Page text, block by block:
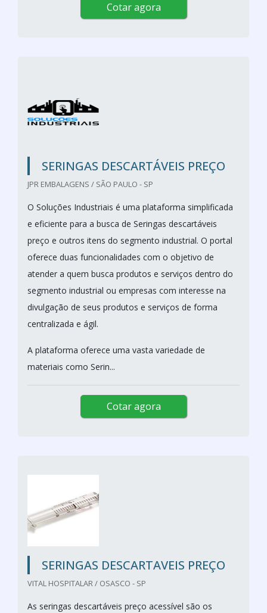
Cotar agora
SERINGAS DESCARTÁVEIS PREÇO
JPR EMBALAGENS / SÃO PAULO - SP
O Soluções Industriais é uma plataforma simplificada
e eficiente para a busca de Seringas descartáveis
preço e outros itens do segmento industrial. O portal
oferece duas funcionalidades com o objetivo de
atender a quem busca produtos e serviços dentro do
segmento industrial ou empresas com interesse na
divulgação de seus produtos e serviços de forma
centralizada e ágil.
A plataforma oferece uma vasta variedade de
materiais como Serin...
Cotar agora
SERINGAS DESCARTAVEIS PREÇO
VITAL HOSPITALAR / OSASCO - SP
As seringas descartáveis preço acessível são os